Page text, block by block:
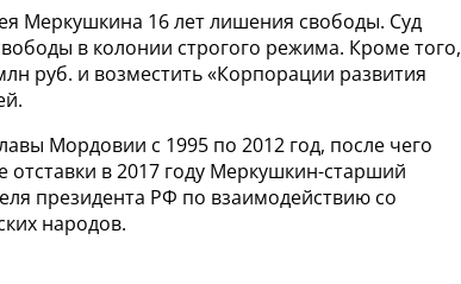
Меркушкина 16 лет лишения свободы. Суд
в колонии строгого режима. Кроме того,
руб. и возместить «Корпорации развития
Мордовии с 1995 по 2012 год, после чего
отставки в 2017 году Меркушкин-старший
президента РФ по взаимодействию со
народов.